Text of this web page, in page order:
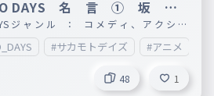
DAYS 名 言 ① 坂 本
シ ョ
集
ジ ャ ン プ コ ミ ッ ク ス 発 表 号 ： 2020 年 51 号
#サカモトデイズ #アニメ
48 1